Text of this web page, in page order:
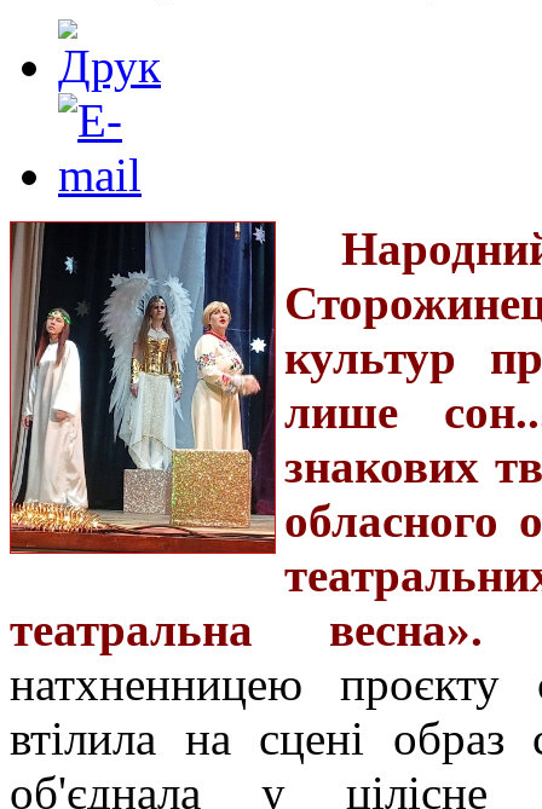
культур
лише
знакових
обласного
театральна весна».
натхненницею
втілила на сцені образ
об'єднала у цілісне